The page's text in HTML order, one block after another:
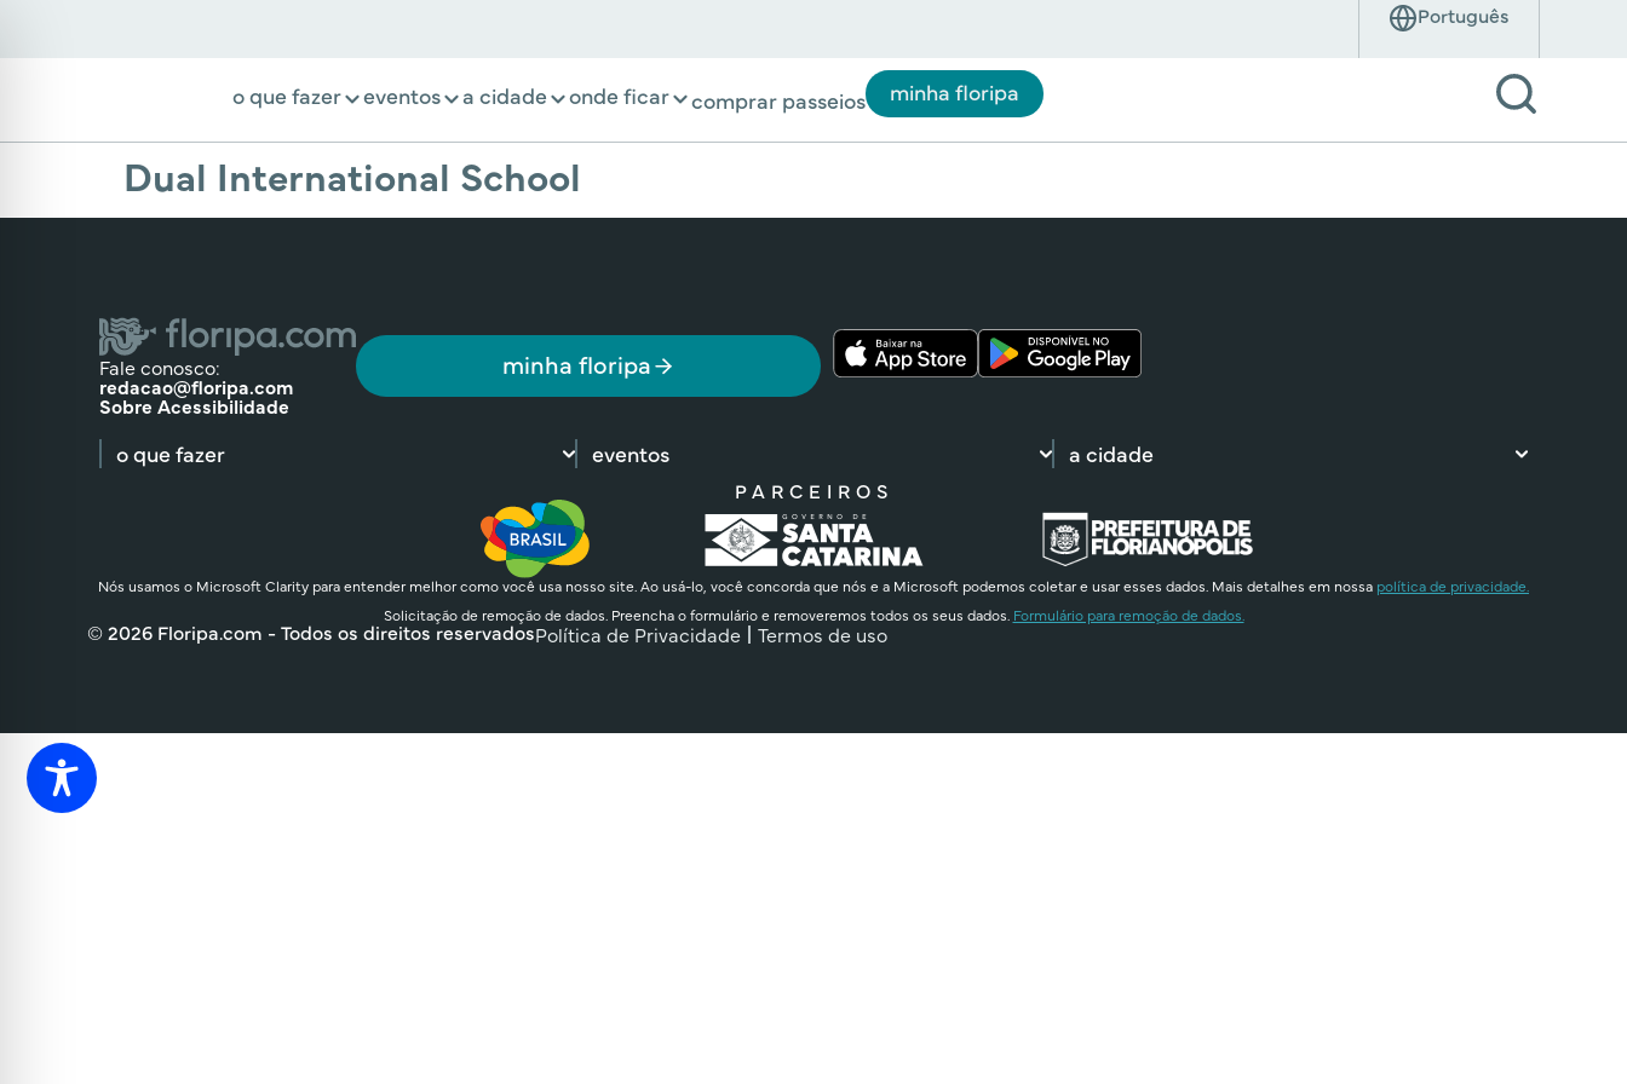
o que fazer eventos a cidade onde ficar comprar passeios minha floripa
Dual International School
Fale conosco:
redacao@floripa.com
Sobre Acessibilidade
minha floripa
o que fazer eventos a cidade
PARCEIROS
Nós usamos o Microsoft Clarity para entender melhor como você usa nosso site. Ao usá-lo, você concorda que nós e a Microsoft podemos coletar e usar esses dados. Mais detalhes em nossa política de privacidade.
Solicitação de remoção de dados. Preencha o formulário e removeremos todos os seus dados. Formulário para remoção de dados.
© 2026 Floripa.com - Todos os direitos reservadosPolítica de Privacidade Termos de uso